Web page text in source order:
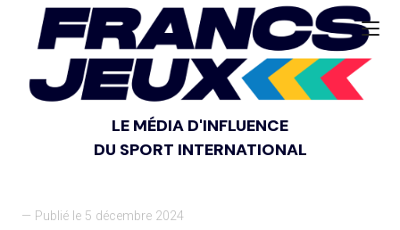
LE MÉDIA D'INFLUENCE
DU SPORT INTERNATIONAL
— Publié le 5 décembre 2024